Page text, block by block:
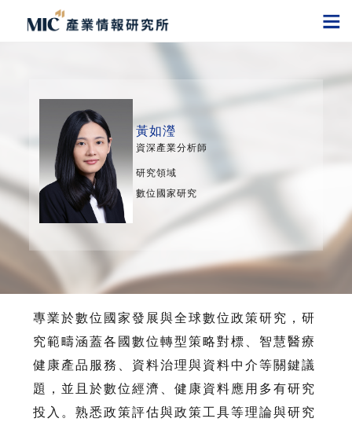
黃如瀅
資深產業分析師
研究領域
數位國家研究
專業於數位國家發展與全球數位政策研究，研
究範疇涵蓋各國數位轉型策略對標、智慧醫療
健康產品服務、資料治理與資料中介等關鍵議
題，並且於數位經濟、健康資料應用多有研究
投入。熟悉政策評估與政策工具等理論與研究